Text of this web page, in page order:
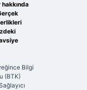
Bilgi
(BTK)